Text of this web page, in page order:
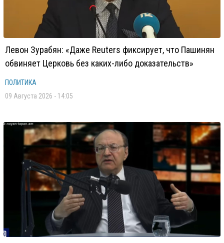
Левон Зурабян: «Даже Reuters фиксирует, что Пашинян
обвиняет Церковь без каких-либо доказательств»
ПОЛИТИКА
09 Августа 2026 - 14:05